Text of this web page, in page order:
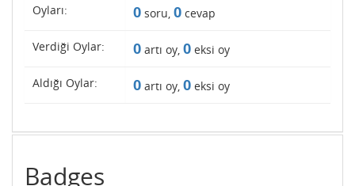
Oyları: 0 soru, 0 cevap
Verdiği Oylar: 0 artı oy, 0 eksi oy
Aldığı Oylar: 0 artı oy, 0 eksi oy
Badges